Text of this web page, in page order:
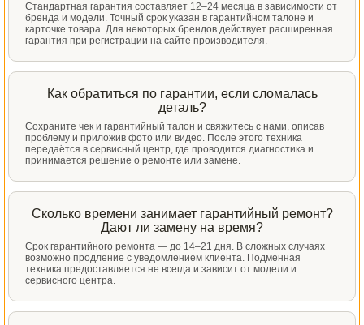
Стандартная гарантия составляет 12–24 месяца в зависимости от
бренда и модели. Точный срок указан в гарантийном талоне и
карточке товара. Для некоторых брендов действует расширенная
гарантия при регистрации на сайте производителя.
Как обратиться по гарантии, если сломалась
деталь?
Сохраните чек и гарантийный талон и свяжитесь с нами, описав
проблему и приложив фото или видео. После этого техника
передаётся в сервисный центр, где проводится диагностика и
принимается решение о ремонте или замене.
Сколько времени занимает гарантийный ремонт?
Дают ли замену на время?
Срок гарантийного ремонта — до 14–21 дня. В сложных случаях
возможно продление с уведомлением клиента. Подменная
техника предоставляется не всегда и зависит от модели и
сервисного центра.